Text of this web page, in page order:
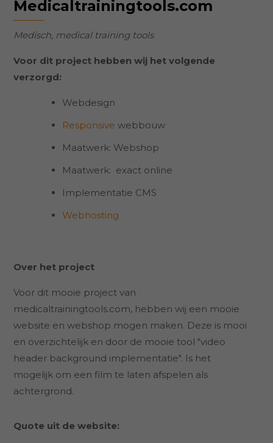
Medicaltrainingtools.com
Medisch, medical training tools
Voor dit project hebben wij het volgende
verzorgd:
Webdesign
Responsive webbouw
Maatwerk: Webshop
Maatwerk: exact online
Implementatie CMS
Webhosting
Over het project
Voor dit mooie project van
medicaltrainingtools.com, hebben wij een mooie
website en webshop mogen maken. Deze is mooi
en overzichtelijk en door de mooie tool "video
header background implementatie". Is het
mogelijk om een film te laten afspelen als
achtergrond.
Quote uit de website: